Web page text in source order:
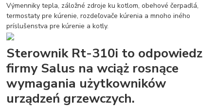
Výmenniky tepla, záložné zdroje ku kotlom, obehové čerpadlá,
termostaty pre kúrenie, rozdeľovače kúrenia a mnoho iného
príslušenstva pre kúrenie a kotly.
Sterownik Rt-310i to odpowiedz
firmy Salus na wciąż rosnące
wymagania użytkowników
urządzeń grzewczych.